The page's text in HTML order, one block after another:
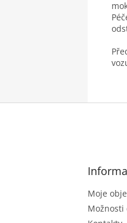
Moje
Možnosti